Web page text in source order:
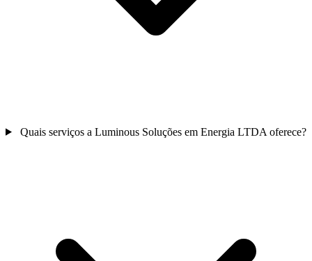
Quais serviços a Luminous Soluções em Energia LTDA oferece?